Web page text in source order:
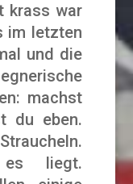
krass war
im letzten
und die
machst
du eben.
liegt.